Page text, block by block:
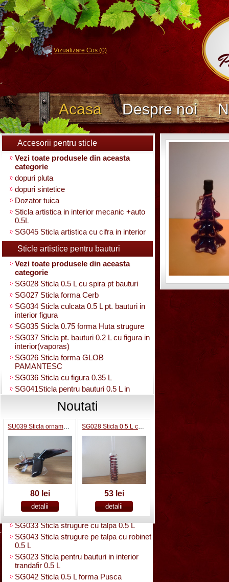
Vizualizare Cos (0)
Acasa Despre noi
Accesorii pentru sticle
Vezi toate produsele din aceasta
categorie
dopuri pluta
dopuri sintetice
Dozator tuica
Sticla artistica in interior mecanic +auto
0.5L
SG045 Sticla artistica cu cifra in interior
Sticle artistice pentru bauturi
Vezi toate produsele din aceasta
categorie
SG028 Sticla 0.5 L cu spira pt bauturi
SG027 Sticla forma Cerb
SG034 Sticla culcata 0.5 L pt. bauturi in
interior figura
SG035 Sticla 0.75 forma Huta strugure
SG037 Sticla pt. bauturi 0.2 L cu figura in
interior(vaporas)
SG026 Sticla forma GLOB
PAMANTESC
SG036 Sticla cu figura 0.35 L
SG041Sticla pentru bauturi 0.5 L in
interior strugure
SG040 Sticla artistica in interior strugure
umpluta 0.35 L
SG030 Sticla artistica Amfora
SG039 Sticla artistica in interior para
SG025 Sticla carte vizita 0.35 L
SG032 Sticla pentru bauturi0.35 L
rasucita
SG029 Sticla rasucita cu numar
SG038 Sticla pentru bauturi cu 2 pahare
SG031 Sticla forma para 0.5 L cu talpa
SG033 Sticla strugure cu talpa 0.5 L
SG043 Sticla strugure pe talpa cu robinet
0.5 L
SG023 Sticla pentru bauturi in interior
trandafir 0.5 L
SG042 Sticla 0.5 L forma Pusca
Noutati
SU039 Sticla ornamentala Avion
80 lei
SG028 Sticla 0.5 L cu spira pt bauturi
53 lei
acasa contact cum cumpar